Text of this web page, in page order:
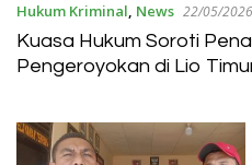
Hukum Kriminal, News 22/05/2026
Kuasa Hukum Soroti
Pengeroyokan di Lio